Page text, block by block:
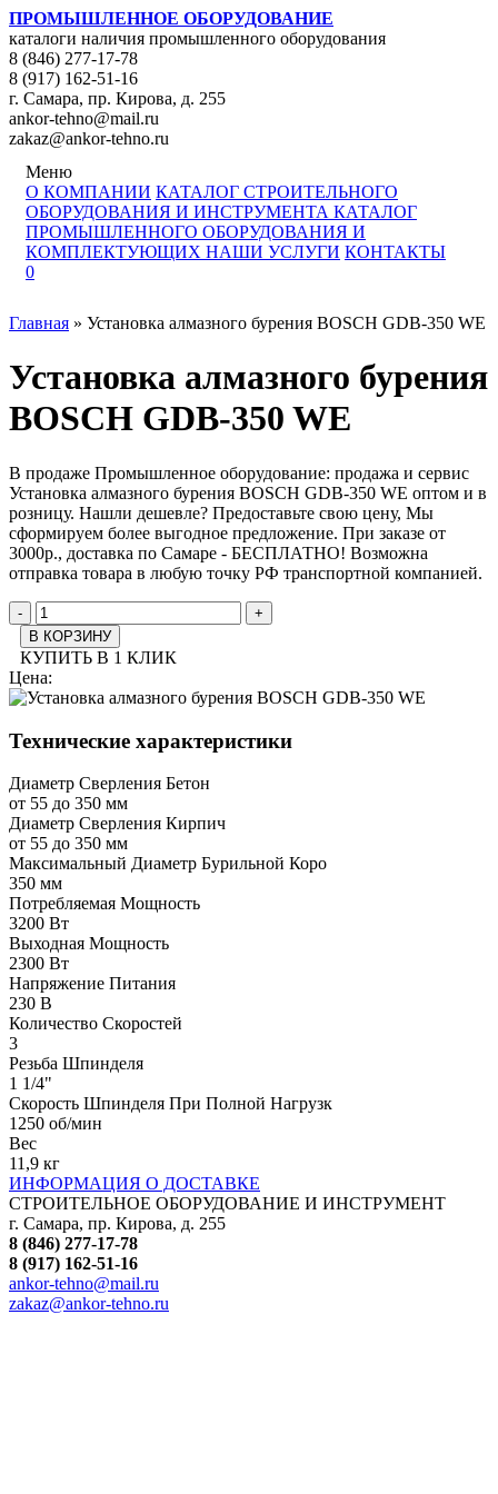
ПРОМЫШЛЕННОЕ ОБОРУДОВАНИЕ
каталоги наличия промышленного оборудования
8 (846) 277-17-78
8 (917) 162-51-16
г. Самара, пр. Кирова, д. 255
ankor-tehno@mail.ru
zakaz@ankor-tehno.ru
Меню
О КОМПАНИИ КАТАЛОГ СТРОИТЕЛЬНОГО
ОБОРУДОВАНИЯ И ИНСТРУМЕНТА КАТАЛОГ
ПРОМЫШЛЕННОГО ОБОРУДОВАНИЯ И
КОМПЛЕКТУЮЩИХ НАШИ УСЛУГИ КОНТАКТЫ
0
Главная » Установка алмазного бурения BOSCH GDB-350 WE
Установка алмазного бурения
BOSCH GDB-350 WE
В продаже Промышленное оборудование: продажа и сервис
Установка алмазного бурения BOSCH GDB-350 WE оптом и в
розницу. Нашли дешевле? Предоставьте свою цену, Мы
сформируем более выгодное предложение. При заказе от
3000р., доставка по Самаре - БЕСПЛАТНО! Возможна
отправка товара в любую точку РФ транспортной компанией.
-
+
В КОРЗИНУ
КУПИТЬ В 1 КЛИК
Цена:
Технические характеристики
Диаметр Сверления Бетон
от 55 до 350 мм
Диаметр Сверления Кирпич
от 55 до 350 мм
Максимальный Диаметр Бурильной Коро
350 мм
Потребляемая Мощность
3200 Вт
Выходная Мощность
2300 Вт
Напряжение Питания
230 В
Количество Скоростей
3
Резьба Шпинделя
1 1/4"
Скорость Шпинделя При Полной Нагрузк
1250 об/мин
Вес
11,9 кг
ИНФОРМАЦИЯ О ДОСТАВКЕ
СТРОИТЕЛЬНОЕ ОБОРУДОВАНИЕ И ИНСТРУМЕНТ
г. Самара, пр. Кирова, д. 255
8 (846) 277-17-78
8 (917) 162-51-16
ankor-tehno@mail.ru
zakaz@ankor-tehno.ru